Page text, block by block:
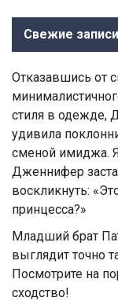
Свежие записи
Отказавшись от
стиля в одежде,
удивила
сменой имиджа.
Дженнифер
воскликнуть:
принцесса?»
Младший брат
выглядит точно
Посмотрите на
сходство!